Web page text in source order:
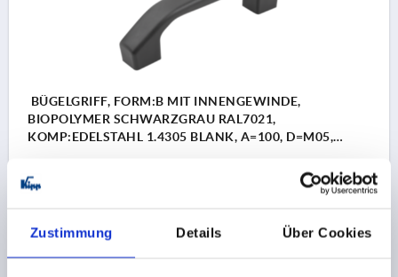
Zustimmung Details Über Cookies
BÜGELGRIFF, FORM:B MIT INNENGEWINDE,
BIOPOLYMER SCHWARZGRAU RAL7021,
KOMP:EDELSTAHL 1.4305 BLANK, A=100, D=M05,
BOHRUNGSABSTAND=100
TRAGKRAFT N =1000
FARBE GRUNDKÖRPER=SCHWARZGRAU RAL 7021